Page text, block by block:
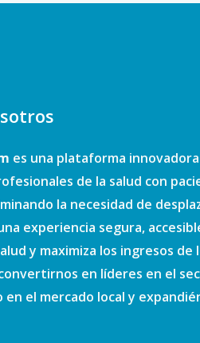
es una plataforma
de la salud con
la necesidad de
experiencia segura,
y maximiza los ingresos
en líderes en el
en el mercado local y